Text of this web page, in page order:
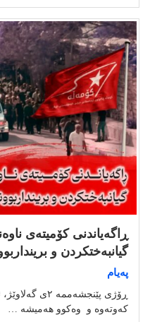
ڕاگەیاندنی کۆميتەی
گیانبەختکردن و
پەیام
ڕۆژی
كه‌وته‌وه‌ و وەکوو هەمیشە …